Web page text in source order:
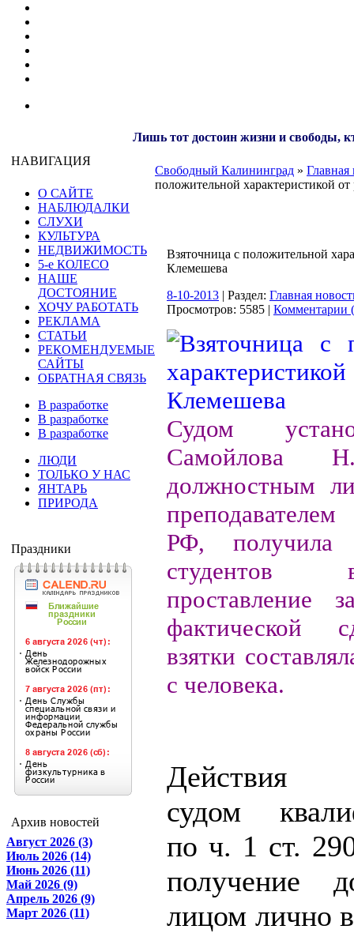
Лишь тот достоин жизни и свободы,
НАВИГАЦИЯ
О САЙТЕ
НАБЛЮДАЛКИ
СЛУХИ
КУЛЬТУРА
НЕДВИЖИМОСТЬ
5-е КОЛЕСО
НАШЕ
ДОСТОЯНИЕ
ХОЧУ РАБОТАТЬ
РЕКЛАМА
СТАТЬИ
РЕКОМЕНДУЕМЫЕ
САЙТЫ
ОБРАТНАЯ СВЯЗЬ
В разработке
В разработке
В разработке
ЛЮДИ
ТОЛЬКО У НАС
ЯНТАРЬ
ПРИРОДА
Праздники
Архив новостей
Август 2026 (3)
Июль 2026 (14)
Июнь 2026 (11)
Май 2026 (9)
Апрель 2026 (9)
Март 2026 (11)
Свободный Калининград » Главная
положительной характеристикой
Взяточница с положительной
Клемешева
8-10-2013 | Раздел: Главная
Просмотров: 5585 | Комментарии
Судом
Самойлова
должностным
РФ, получила
студентов
проставление
фактической
взятки
с человека.
Действия
судом
по ч. 1 ст.
получение
лицом лично